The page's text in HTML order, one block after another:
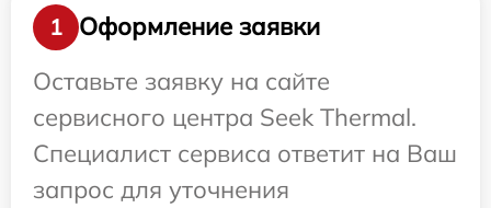
1
Оформление заявки
Оставьте заявку на сайте
сервисного центра Seek Thermal.
Специалист сервиса ответит на Ваш
запрос для уточнения